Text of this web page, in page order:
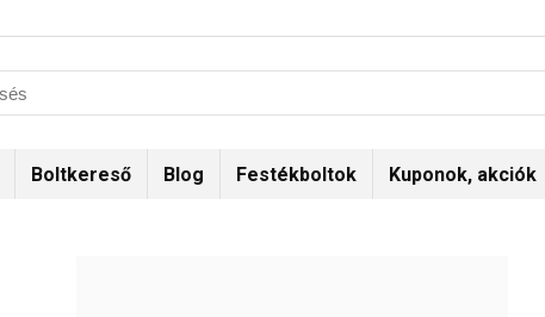
Boltkereső Blog Festékboltok Kuponok, akciók